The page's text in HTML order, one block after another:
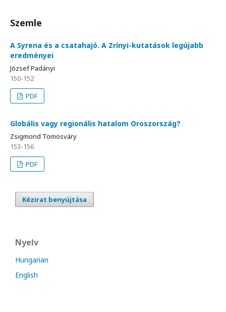
Szemle
A Syrena és a csatahajó. A Zrínyi-kutatások legújabb
eredményei
József Padányi
150-152
PDF
Globális vagy regionális hatalom Oroszország?
Zsigmond Tömösváry
153-156
PDF
Kézirat benyújtása
Nyelv
Hungarian
English